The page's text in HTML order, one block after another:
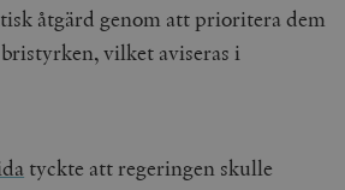
åtgärd genom att prioritera dem
vilket aviseras i
tyckte att regeringen skulle